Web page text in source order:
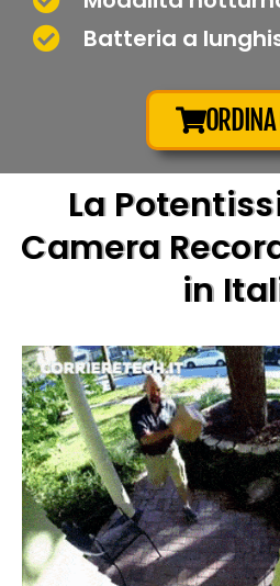
Batteria a
ORDINA
La
Camera
in